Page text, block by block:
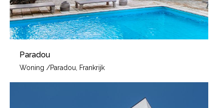
Paradou
Woning /Paradou, Frankrijk